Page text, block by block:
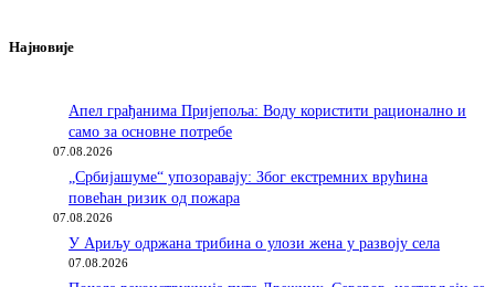
Најновије
Апел грађанима Пријепоља: Воду користити рационално и
само за основне потребе
07.08.2026
„Србијашуме“ упозоравају: Због екстремних врућина
повећан ризик од пожара
07.08.2026
У Ариљу одржана трибина о улози жена у развоју села
07.08.2026